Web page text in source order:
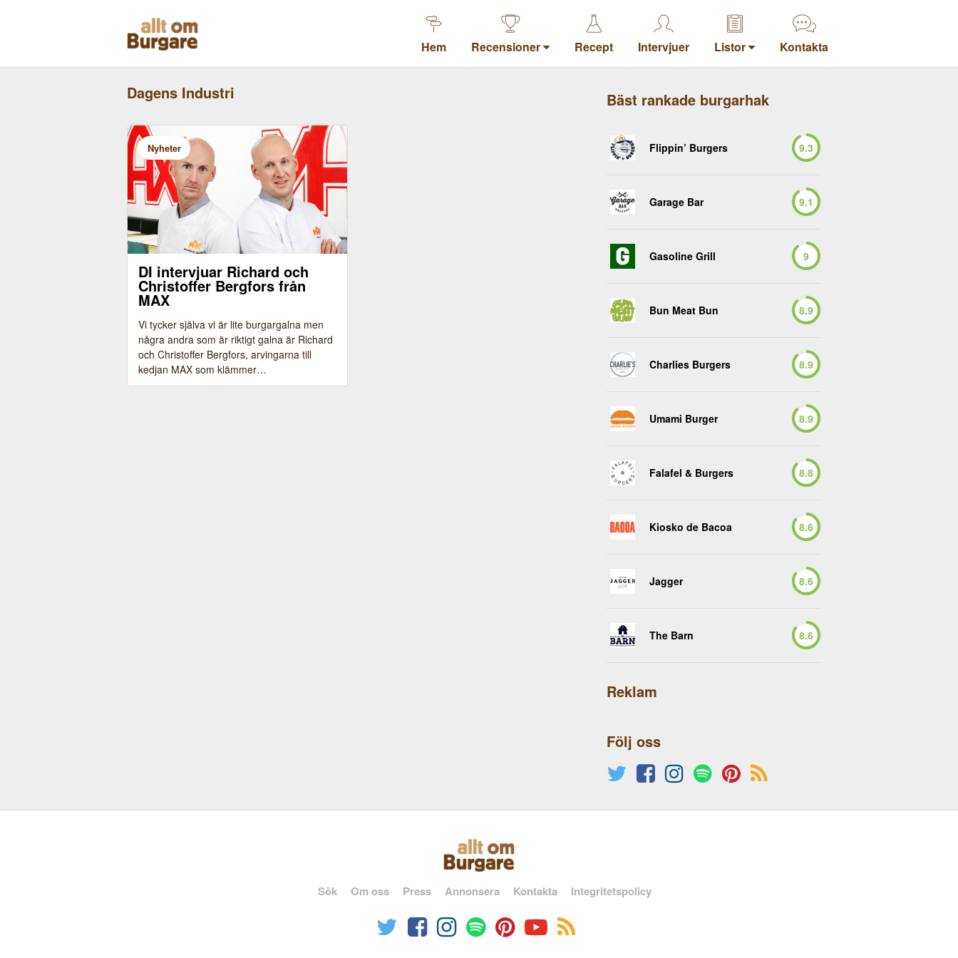
Hem Recensioner Recept Intervjuer Listor Kontakta
Dagens Industri
Nyheter
Bild: Pressbild, Max Hamburgare
DI intervjuar Richard och
Christoffer Bergfors från
MAX
Vi tycker själva vi är lite burgargalna men
några andra som är riktigt galna är Richard
och Christoffer Bergfors, arvingarna till
kedjan MAX som klämmer…
Bäst rankade burgarhak
Flippin’ Burgers 9.3
Garage Bar 9.1
Gasoline Grill 9
Bun Meat Bun 8.9
Charlies Burgers 8.9
Umami Burger 8.9
Falafel & Burgers 8.8
Kiosko de Bacoa 8.6
Jagger 8.6
The Barn 8.6
Reklam
Följ oss
Sök Om oss Press Annonsera Kontakta Integritetspolicy